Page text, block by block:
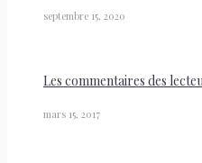
septembre 15, 2020
Les commentaires des
mars 15, 2017